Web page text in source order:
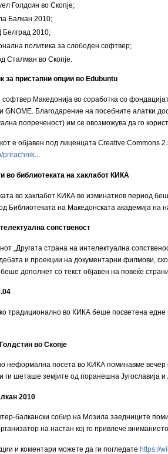
Голдсин во Скопје;
Балкан 2010;
2010;
политика за слободен софтвер;
Сталман во Скопје.
за пристапни опции во Edubuntu
Македонија во соработка со
GNOME. Благодарение на посебните алатки
попреченост) им се овозможува да го
е објавен под лиценцата Creative
prirachnik...
во библиотеката на хаклабот КИКА
во хаклабот КИКА во изминатиов период
Библиотеката на Македонската академија
сопственост
„Другата страна на интелектуална
и проекции на документарни филмови,
дополнет со текст објавен на повеќе
традиционално во КИКА беше посветена едне
во Скопје
неформална посета во КИКА поминавме вечер
ги шеташе земјите од поранешна Југославија
2010
балкански собир на Мозила заедниците
на настан кој го привлече
и коментари можете да ги погледате https://